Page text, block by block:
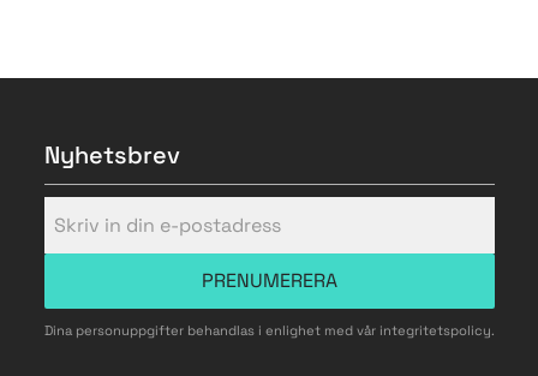
Nyhetsbrev
PRENUMERERA
Dina personuppgifter behandlas i enlighet med vår integritetspolicy.